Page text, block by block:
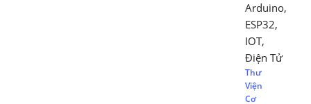
Arduino,
ESP32,
IOT,
Điện Tử
Thư
Viện
Cơ